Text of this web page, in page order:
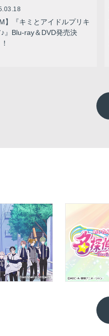
】『キミとアイドルプリキ
♪』Blu-ray＆DVD発売決